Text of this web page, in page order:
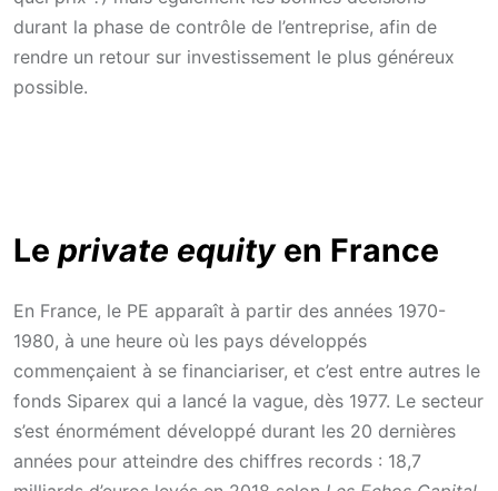
durant la phase de contrôle de l’entreprise, afin de
rendre un retour sur investissement le plus généreux
possible.
Le private equityen France
En France, le PE apparaît à partir des années 1970-
1980, à une heure où les pays développés
commençaient à se financiariser, et c’est entre autres le
fonds Siparex qui a lancé la vague, dès 1977. Le secteur
s’est énormément développé durant les 20 dernières
années pour atteindre des chiffres records : 18,7